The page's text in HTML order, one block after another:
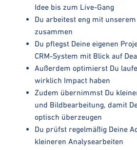
Idee bis zum Live-Gang
Du arbeitest eng mit
zusammen
Du pflegst Deine eigenen
CRM-System mit Blick auf
Außerdem optimierst Du
wirklich Impact haben
Zudem übernimmst Du
und Bildbearbeitung, damit
optisch überzeugen
Du prüfst regelmäßig Deine
kleineren Analysearbeiten